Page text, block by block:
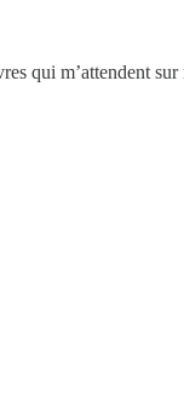
qui m’attendent